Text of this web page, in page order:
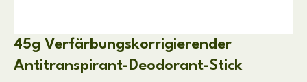
45g Verfärbungskorrigierender
Antitranspirant-Deodorant-Stick